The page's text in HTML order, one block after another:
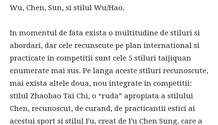
Wu, Chen, Sun, si stilul Wu/Hao.
In momentul de fata exista o multitudine de stiluri si
abordari, dar cele recunscute pe plan international si
practicate in competitii sunt cele 5 stiluri taijiquan
enumerate mai sus. Pe langa aceste stiluri recunoscute,
mai exista altele doua, nou integrate in competitii:
stilul Zhaobao Tai Chi, o “ruda” apropiata a stilului
Chen, recunoscut, de curand, de practicantii estici ai
acestui sport si stilul Fu, creat de Fu Chen Sung, care a